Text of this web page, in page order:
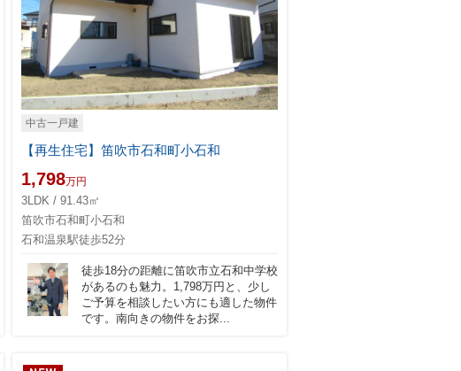
致します。
中古一戸建
【再生住宅】笛吹市石和町小石和
1,798万円
3LDK / 91.43㎡
笛吹市石和町小石和
石和温泉駅徒歩52分
徒歩18分の距離に笛吹市立石和中学校
があるのも魅力。1,798万円と、少し
ご予算を相談したい方にも適した物件
です。南向きの物件をお探...